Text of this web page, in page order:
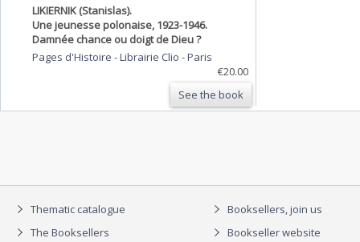
LIKIERNIK (Stanislas).
Une jeunesse polonaise, 1923-1946.
Damnée chance ou doigt de Dieu ?
Pages d'Histoire - Librairie Clio -Paris
€20.00
See the book
Thematic catalogue
The Booksellers
Booksellers, join us
Bookseller website